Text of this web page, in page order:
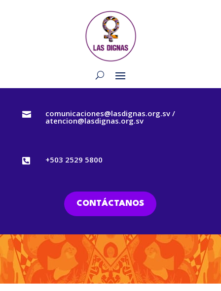
 comunicaciones@lasdignas.org.sv /
atencion@lasdignas.org.sv
 +503 2529 5800
CONTÁCTANOS